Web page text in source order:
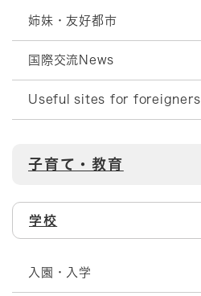
姉妹・友好都市
国際交流News
Useful sites for foreigners
子育て・教育
学校
入園・入学